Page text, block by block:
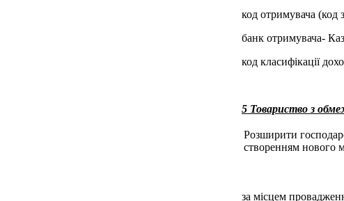
код отримувача
банк отримувача-
код класифікації
5 Товариство з
Розширити
створенням нового
за місцем